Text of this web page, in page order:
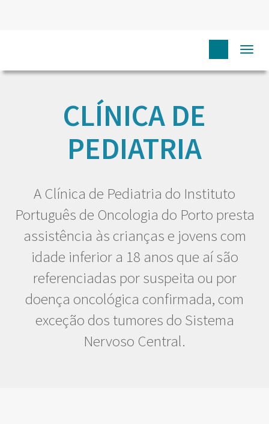
CLÍNICA DE PEDIATRIA
CLÍNICA DE
PEDIATRIA
A Clínica de Pediatria do Instituto
Português de Oncologia do Porto presta
assistência às crianças e jovens com
idade inferior a 18 anos que aí são
referenciadas por suspeita ou por
doença oncológica confirmada, com
exceção dos tumores do Sistema
Nervoso Central.